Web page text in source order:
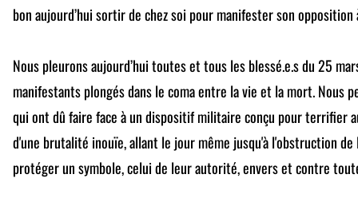
bon aujourd’hui sortir de chez soi pour manifester son
Nous pleurons aujourd’hui toutes et tous les blessé.e.s du 25
manifestants plongés dans le coma entre la vie et la mort. Nous
qui ont dû faire face à un dispositif militaire conçu pour terrifier
d'une brutalité inouïe, allant le jour même jusqu'à l'obstruction
protéger un symbole, celui de leur autorité, envers et contre